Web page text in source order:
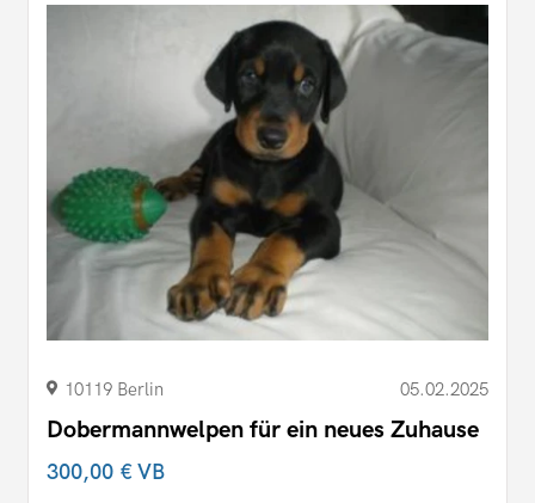
10119 Berlin 05.02.2025
Dobermannwelpen für ein neues Zuhause
300,00 €VB